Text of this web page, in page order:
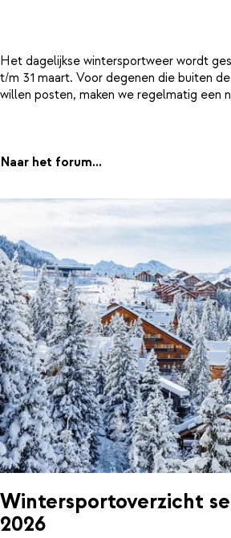
Het dagelijkse wintersportweer wordt
t/m 31 maart. Voor degenen die buiten
willen posten, maken we regelmatig een
Naar het forum...
Wintersportoverzicht
2026